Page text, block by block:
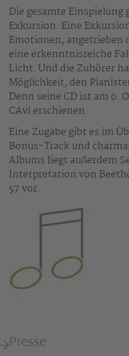
Die gesamte
Exkursion. Eine
Emotionen, angetrieben
eine erkenntnisreiche
Licht. Und die Zuhörer
Möglichkeit, den
Denn seine CD ist am 6.
CAvi erschienen.
Eine Zugabe gibt es im
Bonus-Track und
Albums liegt außerdem
Interpretation von
57 vor.
Presse